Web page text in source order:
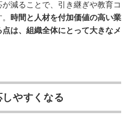
減ることで、引き継ぎや教育コ
時間と人材を付加価値の高い業
は、組織全体にとって大きなメ
やすくなる